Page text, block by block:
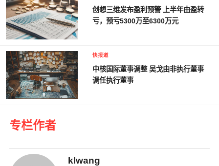
创想三维发布盈利预警 上半年由盈转
亏，预亏5300万至6300万元
快报道
中核国际董事调整 吴戈由非执行董事
调任执行董事
专栏作者
klwang